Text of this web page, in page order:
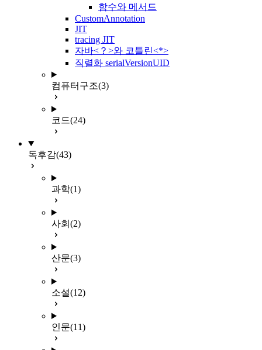
함수와 메서드
CustomAnnotation
JIT
tracing JIT
자바<？>와 코틀린<*>
직렬화 serialVersionUID
컴퓨터구조(3)
코드(24)
독후감(43)
과학(1)
사회 (2)
산문(3)
소설(12)
인문(11)